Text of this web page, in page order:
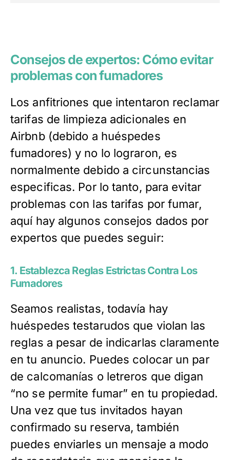
Consejos de expertos: Cómo evitar
problemas con fumadores
Los anfitriones que intentaron reclamar
tarifas de limpieza adicionales en
Airbnb (debido a huéspedes
fumadores) y no lo lograron, es
normalmente debido a circunstancias
especificas. Por lo tanto, para evitar
problemas con las tarifas por fumar,
aquí hay algunos consejos dados por
expertos que puedes seguir:
1. Establezca Reglas Estrictas Contra Los
Fumadores
Seamos realistas, todavía hay
huéspedes testarudos que violan las
reglas a pesar de indicarlas claramente
en tu anuncio. Puedes colocar un par
de calcomanías o letreros que digan
“no se permite fumar” en tu propiedad.
Una vez que tus invitados hayan
confirmado su reserva, también
puedes enviarles un mensaje a modo